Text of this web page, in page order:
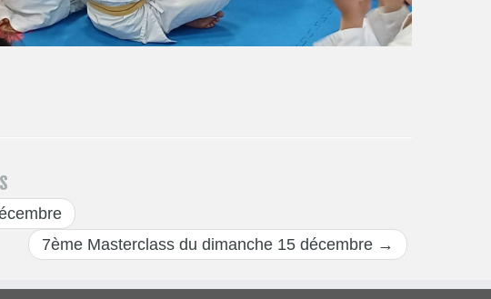
7ème Masterclass du dimanche 15 décembre →